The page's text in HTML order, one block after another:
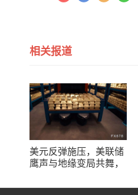
相关报道
美元反弹施压，美联储
鹰声与地缘变局共舞，
等待非农指引？